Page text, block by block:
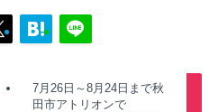
7月26日～8月24日まで秋
田市アトリオンで